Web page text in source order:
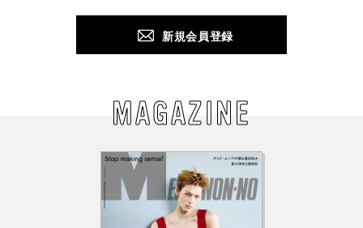
新規会員登録
MAGAZINE